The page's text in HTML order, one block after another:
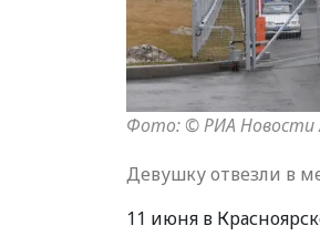
Фото: © РИА Новости
Девушку отвезли в
11 июня в